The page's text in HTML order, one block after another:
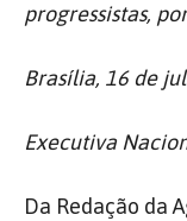
progressistas,
Brasília, 16 de
Executiva
Da Redação da